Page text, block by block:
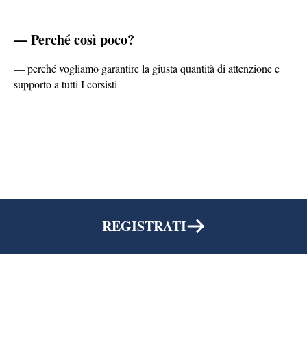
— Perché così poco?
— perché vogliamo garantire la giusta quantità di attenzione e
supporto a tutti I corsisti
REGISTRATI